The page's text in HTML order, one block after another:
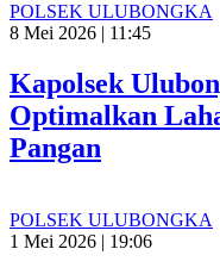
POLSEK ULUBONGKA
8 Mei 2026 | 11:45
Kapolsek
Optimalkan
Pangan
POLSEK ULUBONGKA
1 Mei 2026 | 19:06